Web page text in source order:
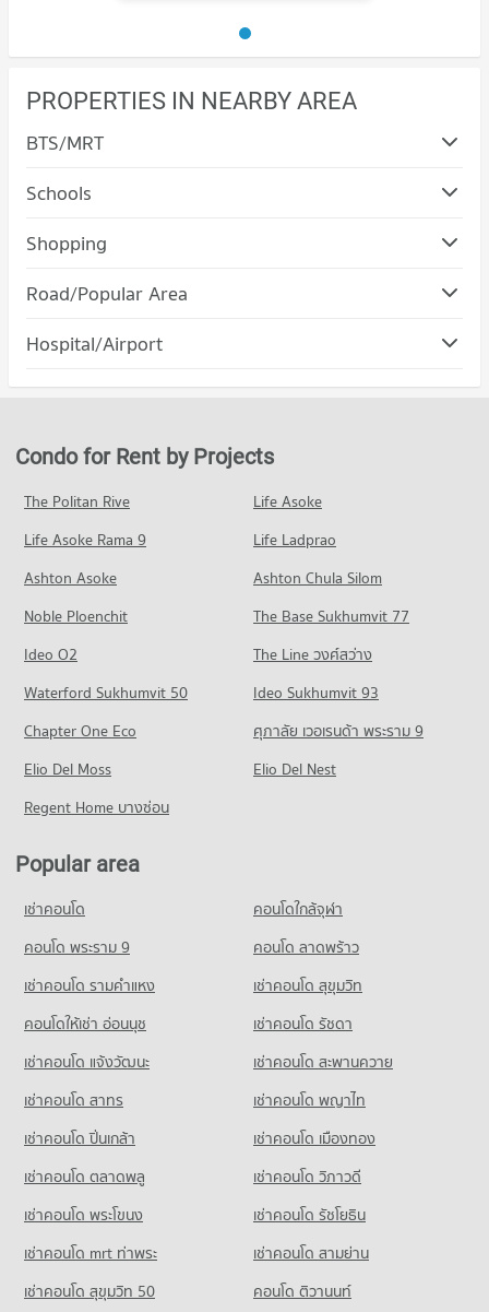
PROPERTIES IN NEARBY AREA
BTS/MRT
Schools
Condo Phitsanulok Technical College
Condo for Rent Phitsanulok Technical College
Condo for Sale Phitsanulok Technical College
Condo for Rent Phitsanulok Technical Commercial College
9 properties for rent
43 properties for sale
Shopping
Condo Suparnan Market
Condo for Rent Suparnan Market
Condo Phitsanulok Ruamjai Market
10 properties for rent
Condo for Sale Phitsanulok Ruamjai Market
PROJECT_COUNT
Condo for Rent Phitsanulok Walking Street
3 properties for sale
Condo HomePro Phitsanulok
Condo for Rent HomePro Phitsanulok
9 properties for rent
98 properties for sale
Road/Popular Area
Condo Borom Trailokkanat Road
Condo for Rent near Borom Trailokkanat Road
Condo for Sale near Borom Trailokkanat Road
14 properties for sale
Condo Ban Khaek Intersection, Phitsanulok
PROJECT_COUNT
Condo for Rent near Ban Khaek Intersection, Phitsanulok
8 properties for rent
Condo for Sale near Ban Khaek Intersection, Phitsanulok
25 properties for sale
Condo Phitsanulok Provincial Court
Condo for Rent near Phitsanulok Provincial Court
9 properties for rent
Condo for Sale near Phitsanulok Provincial Court
54 properties for sale
Condo District Office of Mueang Phitsanulok
Condo for Rent near District Office of Mueang Phitsanulok
9 properties for rent
Condo for Sale near District Office of Mueang Phitsanulok
54 properties for sale
Condo Phitsanulok Provincial Hall
PROJECT_COUNT
Condo for Rent near Phitsanulok Provincial Hall
51 properties for sale
Condo Ruean Phae Intersection, Phitsanulok
PROJECT_COUNT
Condo for Rent near Ruean Phae Intersection, Phitsanulok
8 properties for rent
Hospital/Airport
Condo Intermedical Hospita
Condo for Rent near Intermedical Hospita
8 properties for rent
Condo for Sale near Intermedical Hospita
PROJECT_COUNT
Condo for Rent near Bangkok Hospital Phitsanulok
51 properties for sale
Condo King Naresuan Camp Hospital
PROJECT_COUNT
Condo for Rent near King Naresuan Camp Hospital
13 properties for rent
Condo for Sale near King Naresuan Camp Hospital
72 properties for sale
Condo Phitsanulok Airport
PROJECT_COUNT
Condo for Rent near Phitsanulok Airport
9 properties for rent
Condo for Sale near Phitsanulok Airport
69 properties for sale
Condo for Rent by Projects
The Politan Rive
Life Asoke
Life Asoke Rama 9
Life Ladprao
Ashton Asoke
Ashton Chula Silom
Noble Ploenchit
The Base Sukhumvit 77
Ideo O2
The Line วงศ์สว่าง
Waterford Sukhumvit 50
Ideo Sukhumvit 93
Chapter One Eco
ศุภาลัย เวอเรนด้า พระราม 9
Elio Del Moss
Elio Del Nest
Regent Home บางซ่อน
Popular area
เช่าคอนโด
คอนโดใกล้จุฬา
คอนโด พระราม 9
คอนโด ลาดพร้าว
เช่าคอนโด รามคําแหง
เช่าคอนโด สุขุมวิท
คอนโดให้เช่า อ่อนนุช
เช่าคอนโด รัชดา
เช่าคอนโด แจ้งวัฒนะ
เช่าคอนโด สะพานควาย
เช่าคอนโด สาทร
เช่าคอนโด พญาไท
เช่าคอนโด ปิ่นเกล้า
เช่าคอนโด เมืองทอง
เช่าคอนโด ตลาดพลู
เช่าคอนโด วิภาวดี
เช่าคอนโด พระโขนง
เช่าคอนโด รัชโยธิน
เช่าคอนโด mrt ท่าพระ
เช่าคอนโด สามย่าน
เช่าคอนโด สุขุมวิท 50
คอนโด ติวานนท์